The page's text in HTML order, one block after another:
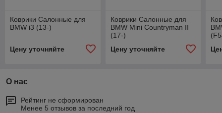
Коврики Салонные для
BMW i3 (13-)
Цену уточняйте
Коврики Салонные для
BMW Mini Countryman II
(17-)
Цену уточняйте
О нас
Рейтинг не сформирован
Менее 5 отзывов за последний год